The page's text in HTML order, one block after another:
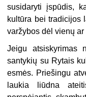
susidaryti įspūdis,
kultūra bei tradicijos
varžybos dėl vienų ar
Jeigu atsiskyrimas
santykių su Rytais
esmės. Priešingu
laukia liūdna